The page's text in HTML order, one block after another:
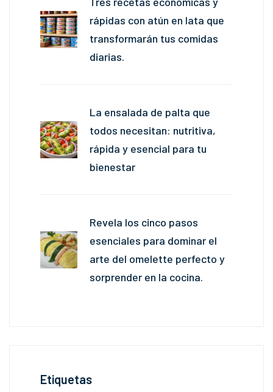
rápidas con atún en lata que
transformarán tus comidas
diarias.
La ensalada de palta que
todos necesitan: nutritiva,
rápida y esencial para tu
bienestar
Revela los cinco pasos
esenciales para dominar el
arte del omelette perfecto y
sorprender en la cocina.
Etiquetas